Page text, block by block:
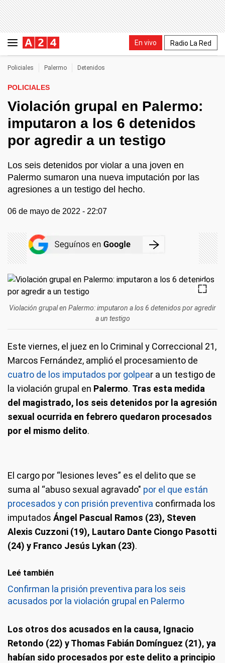
En vivo Radio La Red
Policiales Palermo Detenidos
POLICIALES
Violación grupal en Palermo:
imputaron a los 6 detenidos
por agredir a un testigo
Los seis detenidos por violar a una joven en
Palermo sumaron una nueva imputación por las
agresiones a un testigo del hecho.
06 de mayo de 2022 - 22:07
Violación grupal en Palermo: imputaron a los 6 detenidos por agredir
a un testigo
Este viernes, el juez en lo Criminal y Correccional 21,
Marcos Fernández, amplió el procesamiento de
cuatro de los imputados por golpear a un testigo de
la violación grupal en Palermo. Tras esta medida
del magistrado, los seis detenidos por la agresión
sexual ocurrida en febrero quedaron procesados
por el mismo delito.
El cargo por “lesiones leves” es el delito que se
suma al “abuso sexual agravado" por el que están
procesados y con prisión preventiva confirmada los
imputados Ángel Pascual Ramos (23), Steven
Alexis Cuzzoni (19), Lautaro Dante Ciongo Pasotti
(24) y Franco Jesús Lykan (23).
Leé también
Confirman la prisión preventiva para los seis
acusados por la violación grupal en Palermo
Los otros dos acusados en la causa, Ignacio
Retondo (22) y Thomas Fabián Domínguez (21), ya
habían sido procesados por este delito a principio